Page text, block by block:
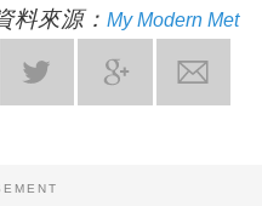
料來源： My Modern Met